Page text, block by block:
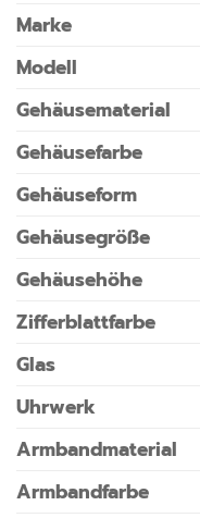
Marke
Modell
Gehäusematerial
Gehäusefarbe
Gehäuseform
Gehäusegröße
Gehäusehöhe
Zifferblattfarbe
Glas
Uhrwerk
Armbandmaterial
Armbandfarbe